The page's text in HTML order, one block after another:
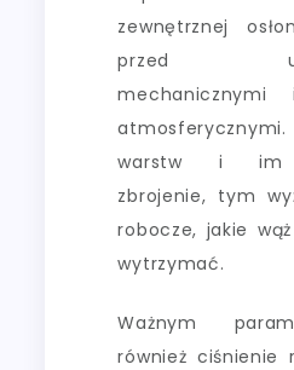
zewnętrznej
przed
mechanicznymi
warstw i im
zbrojenie, tym
robocze, jakie
wytrzymać.
Ważnym
również ciśnienie